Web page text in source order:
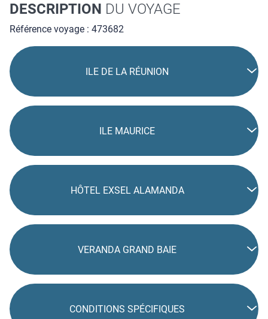
DESCRIPTION DU VOYAGE
Référence voyage : 473682
ILE DE LA RÉUNION
ILE MAURICE
HÔTEL EXSEL ALAMANDA
VERANDA GRAND BAIE
CONDITIONS SPÉCIFIQUES